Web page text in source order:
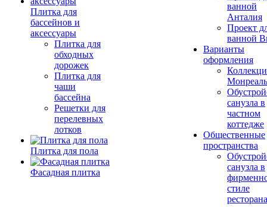
Плитка для
бассейнов и
аксессуары
Плитка для
обходных
дорожек
Плитка для
чаши
бассейна
Решетки для
перелевных
лотков
Плитка для пола
Фасадная плитка
ванной
Анталия
Проект
ванной
Варианты
оформления
Монреаль
санузла в
частном
коттедже
Общественные
пространства
санузла в
стиле
ресторана